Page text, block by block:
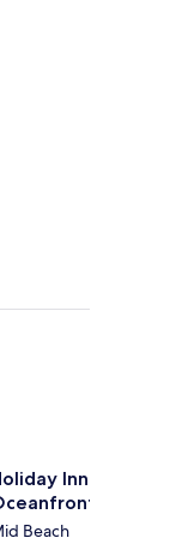
Inn Miami
by IHG
Beach
Inn Miami